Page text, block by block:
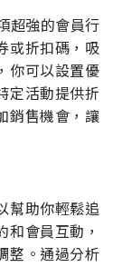
超強的會員行
或折扣碼，吸
你可以設置優
定活動提供折
銷售機會，讓
幫助你輕鬆追
會員互動，
整。通過分析